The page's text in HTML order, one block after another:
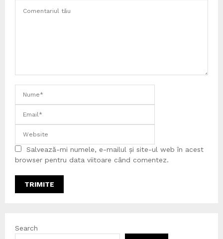
Salvează-mi numele, e-mailul și site-ul web în acest
browser pentru data viitoare când comentez.
Search